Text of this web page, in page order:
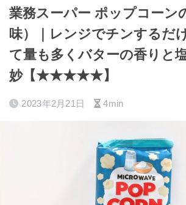
業務スーパー ポップコーン
味）｜レンジでチンするだ
て量も多くバターの香りと
妙【★★★★★】
2023年2月21日 4min